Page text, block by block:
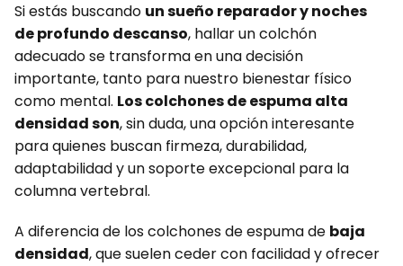
Si estás buscando un sueño reparador y noches
de profundo descanso, hallar un colchón
adecuado se transforma en una decisión
importante, tanto para nuestro bienestar físico
como mental. Los colchones de espuma alta
densidad son, sin duda, una opción interesante
para quienes buscan firmeza, durabilidad,
adaptabilidad y un soporte excepcional para la
columna vertebral.
A diferencia de los colchones de espuma de baja
densidad, que suelen ceder con facilidad y ofrecer